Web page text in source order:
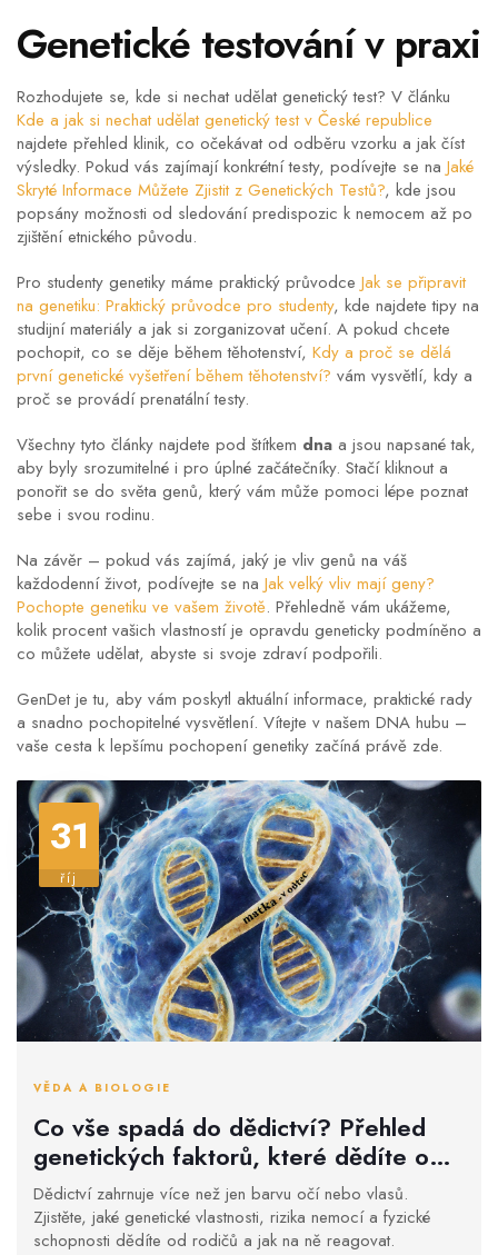
Genetické testování v praxi
Rozhodujete se, kde si nechat udělat genetický test? V článku
Kde a jak si nechat udělat genetický test v České republice
najdete přehled klinik, co očekávat od odběru vzorku a jak číst
výsledky. Pokud vás zajímají konkrétní testy, podívejte se na Jaké
Skryté Informace Můžete Zjistit z Genetických Testů?, kde jsou
popsány možnosti od sledování predispozic k nemocem až po
zjištění etnického původu.
Pro studenty genetiky máme praktický průvodce Jak se připravit
na genetiku: Praktický průvodce pro studenty, kde najdete tipy na
studijní materiály a jak si zorganizovat učení. A pokud chcete
pochopit, co se děje během těhotenství, Kdy a proč se dělá
první genetické vyšetření během těhotenství? vám vysvětlí, kdy a
proč se provádí prenatální testy.
Všechny tyto články najdete pod štítkem dna a jsou napsané tak,
aby byly srozumitelné i pro úplné začátečníky. Stačí kliknout a
ponořit se do světa genů, který vám může pomoci lépe poznat
sebe i svou rodinu.
Na závěr – pokud vás zajímá, jaký je vliv genů na váš
každodenní život, podívejte se na Jak velký vliv mají geny?
Pochopte genetiku ve vašem životě. Přehledně vám ukážeme,
kolik procent vašich vlastností je opravdu geneticky podmíněno a
co můžete udělat, abyste si svoje zdraví podpořili.
GenDet je tu, aby vám poskytl aktuální informace, praktické rady
a snadno pochopitelné vysvětlení. Vítejte v našem DNA hubu –
vaše cesta k lepšímu pochopení genetiky začíná právě zde.
31
říj
VĚDA A BIOLOGIE
Co vše spadá do dědictví? Přehled
genetických faktorů, které dědíte od
rodičů
Dědictví zahrnuje více než jen barvu očí nebo vlasů.
Zjistěte, jaké genetické vlastnosti, rizika nemocí a fyzické
schopnosti dědíte od rodičů a jak na ně reagovat.